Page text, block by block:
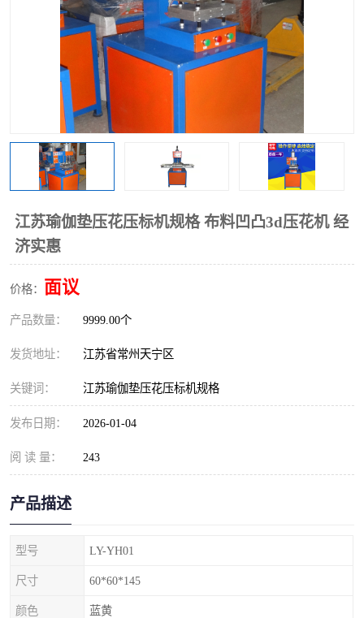
江苏瑜伽垫压花压标机规格 布料凹凸3d压花机 经
济实惠
价格： 面议
产品数量： 9999.00个
发货地址： 江苏省常州天宁区
关键词： 江苏瑜伽垫压花压标机规格
发布日期： 2026-01-04
阅 读 量： 243
产品描述
型号 LY-YH01
尺寸 60*60*145
颜色 蓝黄